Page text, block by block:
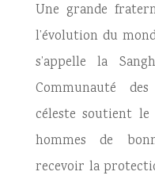
Une grande
l’évolution du
s’appelle la
Communauté
céleste soutient
hommes de
recevoir la